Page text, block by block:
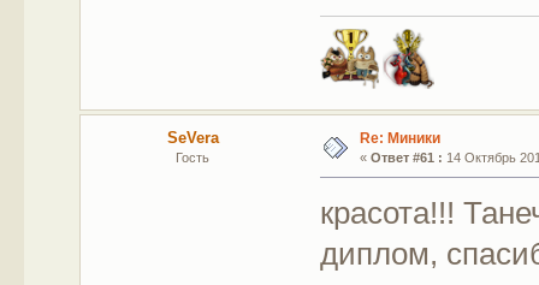
SeVera
Гость
Re: Миники
« Ответ #61 : 14 Октябрь
красота!!!
диплом,